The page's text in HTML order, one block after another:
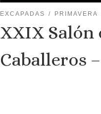
EXCAPADAS PRIMAVERA
XXIX Salón
Caballeros